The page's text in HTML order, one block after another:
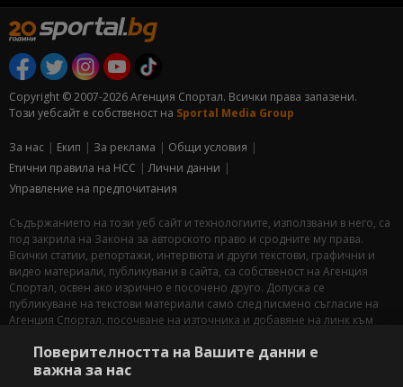
Copyright © 2007-2026 Агенция Спортал. Всички права запазени.
Този уебсайт е собственост на Sportal Media Group
За нас Екип За рекламa
Общи условия
Етични правила на НСС
Лични данни
Управление на предпочитания
Съдържанието на този уеб сайт и технологиите, използвани в него, са
под закрила на Закона за авторското право и сродните му права.
Всички статии, репортажи, интервюта и други текстови, графични и
видео материали, публикувани в сайта, са собственост на Агенция
Спортал, освен ако изрично е посочено друго. Допуска се
публикуване на текстови материали само след писмено съгласие на
Агенция Спортал, посочване на източника и добавяне на линк към
публикувани в сайта, е строго забранено. Нарушителите ще бъдат
санкционирани с цялата строгост на закона.
Поверителността на Вашите данни е
важна за нас